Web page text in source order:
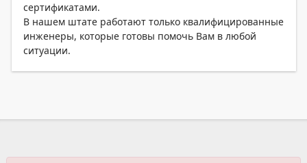
сертификатами.
В нашем штате работают только квалифицированные
инженеры, которые готовы помочь Вам в любой
ситуации.